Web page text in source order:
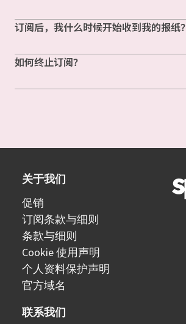
订阅后，我什么时候开始收到我的报纸？
如何终止订阅？
关于我们
促销
订阅条款与细则
条款与细则
Cookie 使用声明
个人资料保护声明
官方域名
联系我们